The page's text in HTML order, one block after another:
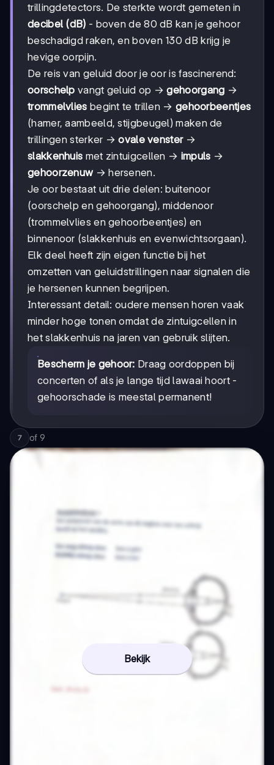
trillingdetectors. De sterkte wordt gemeten in
decibel (dB) - boven de 80 dB kan je gehoor
beschadigd raken, en boven 130 dB krijg je
hevige oorpijn.
De reis van geluid door je oor is fascinerend:
oorschelp vangt geluid op →gehoorgang →
trommelvlies begint te trillen → gehoorbeentjes
(hamer, aambeeld, stijgbeugel) maken de
trillingen sterker →ovale venster→
slakkenhuis met zintuigcellen → impuls →
gehoorzenuw→ hersenen.
Je oor bestaat uit drie delen: buitenoor
(oorschelp en gehoorgang), middenoor
(trommelvlies en gehoorbeentjes) en
binnenoor (slakkenhuis en evenwichtsorgaan).
Elk deel heeft zijn eigen functie bij het
omzetten van geluidstrillingen naar signalen die
je hersenen kunnen begrijpen.
Interessant detail: oudere mensen horen vaak
minder hoge tonen omdat de zintuigcellen in
het slakkenhuis na jaren van gebruik slijten.
Bescherm je gehoor: Draag oordoppen bij
concerten of als je lange tijd lawaai hoort -
gehoorschade is meestal permanent!
7 of 9
Bekijk